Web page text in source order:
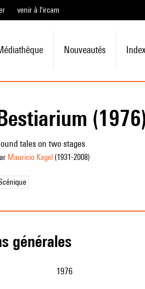
venir à l'ircam
Nouveautés
tales on two stages
Mauricio Kagel(1931-2008)
générales
1976